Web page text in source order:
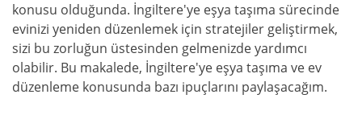
konusu olduğunda. İngiltere'ye eşya taşıma sürecinde
evinizi yeniden düzenlemek için stratejiler geliştirmek,
sizi bu zorluğun üstesinden gelmenizde yardımcı
olabilir. Bu makalede, İngiltere'ye eşya taşıma ve ev
düzenleme konusunda bazı ipuçlarını paylaşacağım.